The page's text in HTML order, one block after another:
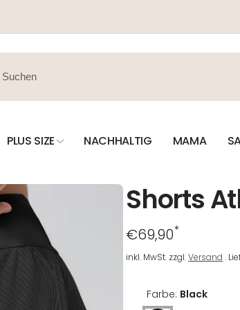
PLUS SIZE NACHHALTIG MAMA
Shorts
Regulärer
Preis
€69,90*
inkl. MwSt. zzgl.Versand .
Farbe: Black